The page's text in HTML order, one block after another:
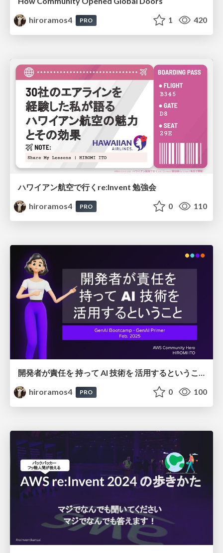
hiroramos4
PRO 1 420
ハワイアン航空で行くre:Invent 勉強会
hiroramos4
PRO 0 110
開発者が責任を 持って AI 技術を 活用するということ
hiroramos4
PRO 0 100